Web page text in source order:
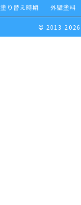
塗り替え時期 外壁塗料
© 2013-2026